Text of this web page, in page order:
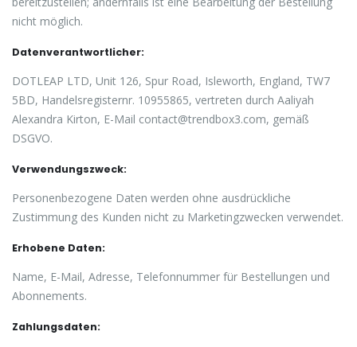
nicht möglich.
Datenverantwortlicher:
DOTLEAP LTD, Unit 126, Spur Road, Isleworth, England, TW7
5BD, Handelsregisternr. 10955865, vertreten durch Aaliyah
Alexandra Kirton, E-Mail contact@trendbox3.com, gemäß
DSGVO.
Verwendungszweck:
Personenbezogene Daten werden ohne ausdrückliche
Zustimmung des Kunden nicht zu Marketingzwecken verwendet.
Erhobene Daten:
Name, E-Mail, Adresse, Telefonnummer für Bestellungen und
Abonnements.
Zahlungsdaten: